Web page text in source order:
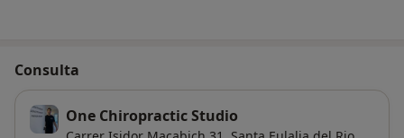
Consulta
One Chiropractic Studio